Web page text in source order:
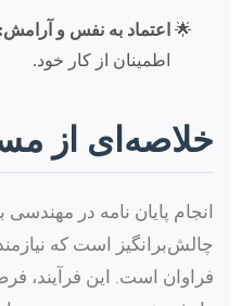
اعتماد به نفس و آرامش:
اطمینان از کار خود.
خلاصه‌ای از
انجام پایان نامه در
چالش‌برانگیز است که
فراوان است. این فرآیند،